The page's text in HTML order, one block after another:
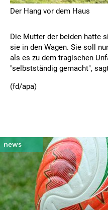
Der Hang vor dem Haus
Die Mutter der beiden hatte
sie in den Wagen. Sie soll
als es zu dem tragischen
"selbstständig gemacht",
(fd/apa)